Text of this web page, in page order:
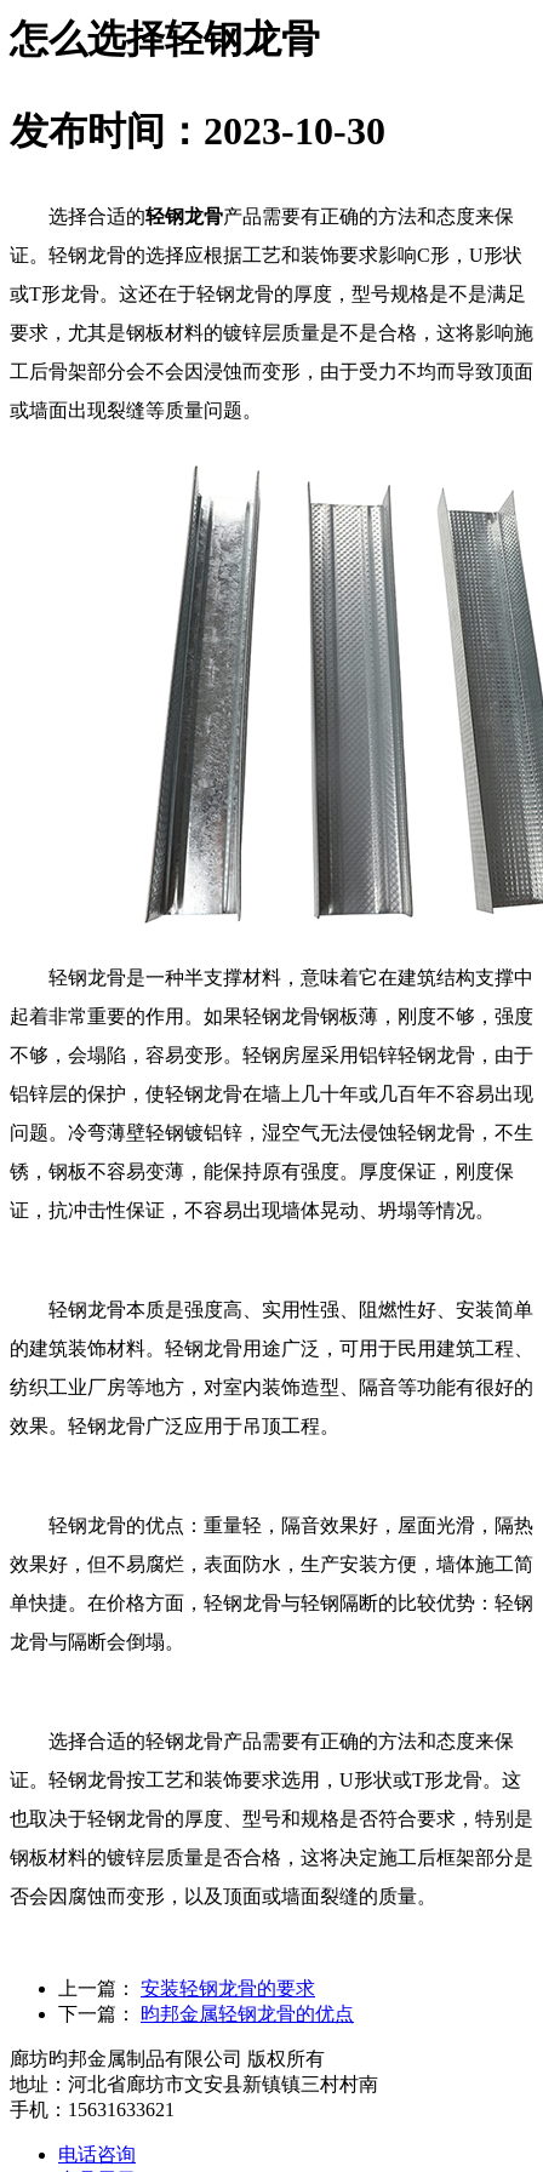
怎么选择轻钢龙骨
发布时间：2023-10-30
选择合适的轻钢龙骨产品需要有正确的方法和态度来保
证。轻钢龙骨的选择应根据工艺和装饰要求影响C形，U形状
或T形龙骨。这还在于轻钢龙骨的厚度，型号规格是不是满足
要求，尤其是钢板材料的镀锌层质量是不是合格，这将影响施
工后骨架部分会不会因浸蚀而变形，由于受力不均而导致顶面
或墙面出现裂缝等质量问题。
轻钢龙骨是一种半支撑材料，意味着它在建筑结构支撑中
起着非常重要的作用。如果轻钢龙骨钢板薄，刚度不够，强度
不够，会塌陷，容易变形。轻钢房屋采用铝锌轻钢龙骨，由于
铝锌层的保护，使轻钢龙骨在墙上几十年或几百年不容易出现
问题。冷弯薄壁轻钢镀铝锌，湿空气无法侵蚀轻钢龙骨，不生
锈，钢板不容易变薄，能保持原有强度。厚度保证，刚度保
证，抗冲击性保证，不容易出现墙体晃动、坍塌等情况。
轻钢龙骨本质是强度高、实用性强、阻燃性好、安装简单
的建筑装饰材料。轻钢龙骨用途广泛，可用于民用建筑工程、
纺织工业厂房等地方，对室内装饰造型、隔音等功能有很好的
效果。轻钢龙骨广泛应用于吊顶工程。
轻钢龙骨的优点：重量轻，隔音效果好，屋面光滑，隔热
效果好，但不易腐烂，表面防水，生产安装方便，墙体施工简
单快捷。在价格方面，轻钢龙骨与轻钢隔断的比较优势：轻钢
龙骨与隔断会倒塌。
选择合适的轻钢龙骨产品需要有正确的方法和态度来保
证。轻钢龙骨按工艺和装饰要求选用，U形状或T形龙骨。这
也取决于轻钢龙骨的厚度、型号和规格是否符合要求，特别是
钢板材料的镀锌层质量是否合格，这将决定施工后框架部分是
否会因腐蚀而变形，以及顶面或墙面裂缝的质量。
上一篇：
安装轻钢龙骨的要求
下一篇：
昀邦金属轻钢龙骨的优点
廊坊昀邦金属制品有限公司 版权所有
地址：河北省廊坊市文安县新镇镇三村村南
手机：15631633621
电话咨询